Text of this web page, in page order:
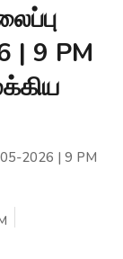
| 9 PM
2026 | 9 PM